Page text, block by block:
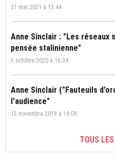
31 mai 2021 à 13:44
Anne Sinclair : "Les réseaux
pensée stalinienne"
5 octobre 2020 à 16:34
Anne Sinclair ("Fauteuils
l'audience"
15 novembre 2019 à 14:09
TOUS